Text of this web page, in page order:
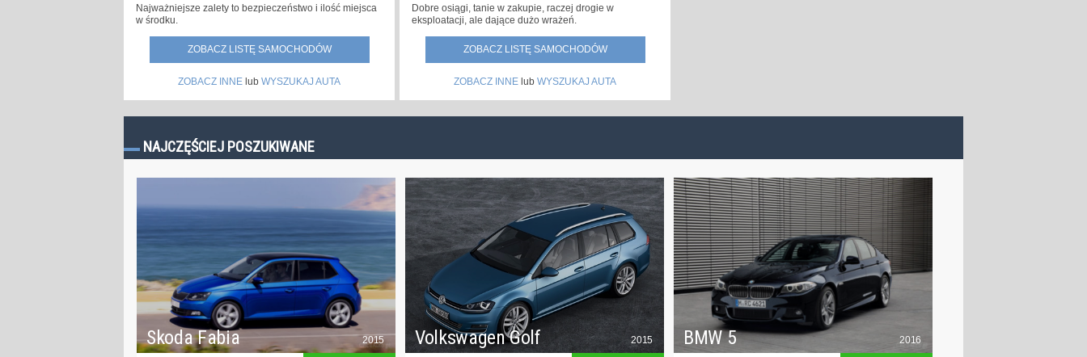
Najważniejsze zalety to bezpieczeństwo i ilość miejsca
w środku.
ZOBACZ LISTĘ SAMOCHODÓW
ZOBACZ INNE lub WYSZUKAJ AUTA
Dobre osiągi, tanie w zakupie, raczej drogie w
eksploatacji, ale dające dużo wrażeń.
ZOBACZ LISTĘ SAMOCHODÓW
ZOBACZ INNE lub WYSZUKAJ AUTA
NAJCZĘŚCIEJ POSZUKIWANE
Skoda Fabia 2015 Volkswagen Golf 2015 BMW 5 2016